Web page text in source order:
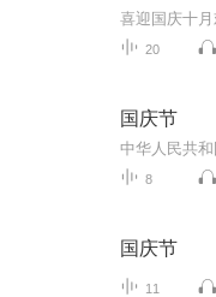
20
国庆节
8
国庆节
11